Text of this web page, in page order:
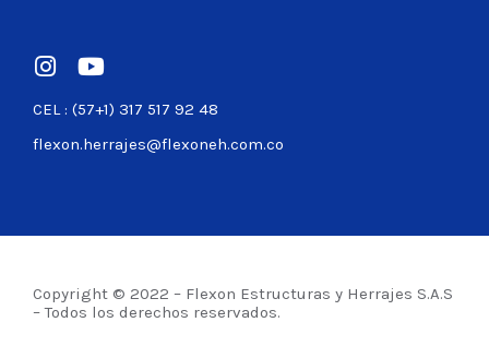
CEL : (57+1) 317 517 92 48
flexon.herrajes@flexoneh.com.co
Copyright © 2022 – Flexon Estructuras y Herrajes S.A.S
– Todos los derechos reservados.